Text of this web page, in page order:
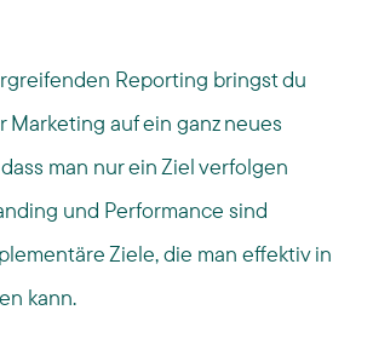
Reporting bringst du
Marketing auf ein ganz neues
man nur ein Ziel verfolgen
und Performance sind
Ziele, die man effektiv in
kann.